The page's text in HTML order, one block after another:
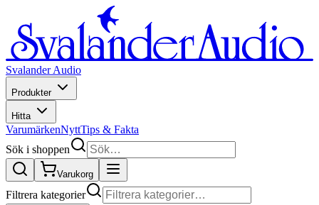
Svalander Audio
Produkter
Hitta
VarumärkenNyttTips & Fakta
Sök i shoppen
Varukorg
Filtrera kategorier